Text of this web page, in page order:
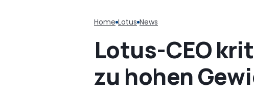
Home Lotus News
Lotus-CEO
zu hohen